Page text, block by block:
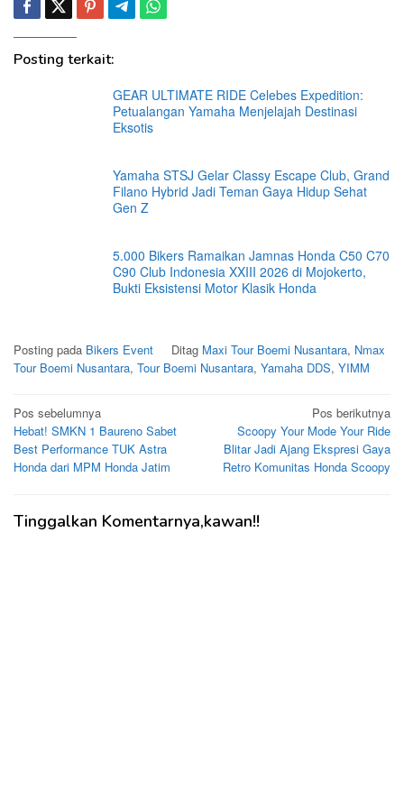
Posting terkait:
GEAR ULTIMATE RIDE Celebes Expedition:
Petualangan Yamaha Menjelajah Destinasi
Eksotis
Yamaha STSJ Gelar Classy Escape Club, Grand
Filano Hybrid Jadi Teman Gaya Hidup Sehat
Gen Z
5.000 Bikers Ramaikan Jamnas Honda C50 C70
C90 Club Indonesia XXIII 2026 di Mojokerto,
Bukti Eksistensi Motor Klasik Honda
Posting pada Bikers Event Ditag Maxi Tour Boemi Nusantara, Nmax
Tour Boemi Nusantara, Tour Boemi Nusantara, Yamaha DDS, YIMM
Navigasi
pos
Pos sebelumnya
Hebat! SMKN 1 Baureno Sabet
Best Performance TUK Astra
Honda dari MPM Honda Jatim
Pos berikutnya
Scoopy Your Mode Your Ride
Blitar Jadi Ajang Ekspresi Gaya
Retro Komunitas Honda Scoopy
Tinggalkan Komentarnya,kawan!!